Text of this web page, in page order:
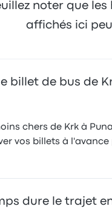
noter que
affichés ici
billet de bus de
chers de Krk à
vos billets à
dure le trajet